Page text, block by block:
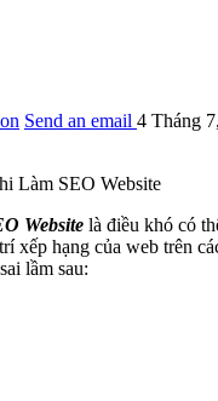
Send an email 4 Tháng
Website là điều khó có
xếp hạng của web trên
lầm sau: